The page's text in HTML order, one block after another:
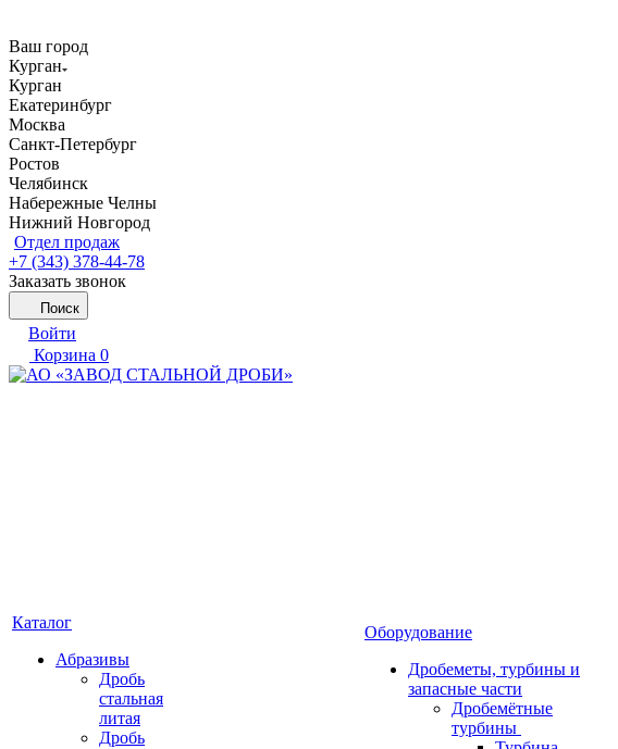
Ваш город
Курган
Курган
Екатеринбург
Москва
Санкт-Петербург
Ростов
Челябинск
Набережные Челны
Нижний Новгород
Отдел продаж
+7 (343) 378-44-78
Заказать звонок
Поиск
Войти
Корзина 0
Каталог
Абразивы
Дробь
стальная
литая
Дробь
Оборудование
Дробеметы, турбины и
запасные части
Дробемётные
турбины